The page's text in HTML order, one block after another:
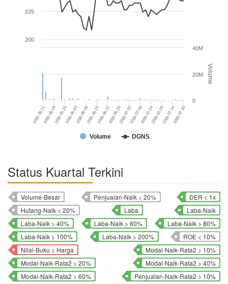
Volume
Volume DGNS
2026-05-11 2026-06-03 2026-06-22 2026-07-08 2026-07-24
2026-05-192026-05-25 2026-06-092026-06-15 2026-06-262026-07-02 2026-07-142026-07-20 2026-07-30
200
225
0
20M
40M
Status Kuartal Terkini
Volume-Besar Penjualan-Naik < 20%
DER < 1x
Hutang-Naik < 20%
Laba
Laba-Naik
Laba-Naik > 40%
Laba-Naik > 60%
Laba-Naik > 80%
Laba-Naik > 100%
Laba-Naik > 200%
ROE < 10%
Nilai-Buku < Harga
Modal-Naik-Rata2 > 10%
Modal-Naik-Rata2 > 20%
Modal-Naik-Rata2 > 40%
Modal-Naik-Rata2 > 60%
Penjualan-Naik-Rata2 > 10%